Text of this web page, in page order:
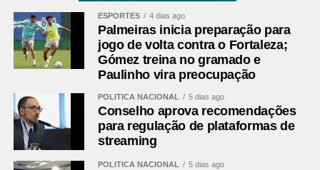
ESPORTES 4 dias ago
Palmeiras inicia preparação para
jogo de volta contra o Fortaleza;
Gómez treina no gramado e
Paulinho vira preocupação
POLÍTICA NACIONAL 5 dias ago
Conselho aprova recomendações
para regulação de plataformas de
streaming
POLÍTICA NACIONAL 5 dias ago